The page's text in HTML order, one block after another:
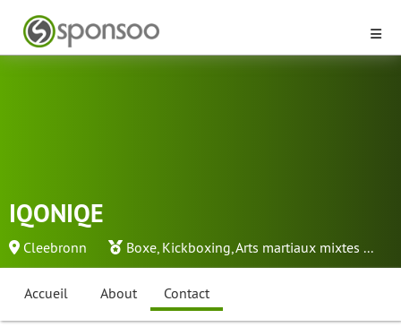
IQONIQE
Cleebronn Boxe, Kickboxing,Arts martiaux mixtes ...
Accueil About Contact